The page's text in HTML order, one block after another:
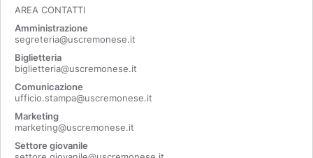
AREA CONTATTI
Amministrazione
segreteria@uscremonese.it
Biglietteria
biglietteria@uscremonese.it
Comunicazione
ufficio.stampa@uscremonese.it
Marketing
marketing@uscremonese.it
Settore giovanile